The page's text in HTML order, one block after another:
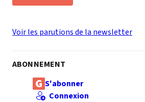
Voir les parutions de la newsletter
ABONNEMENT
S'abonner
Connexion